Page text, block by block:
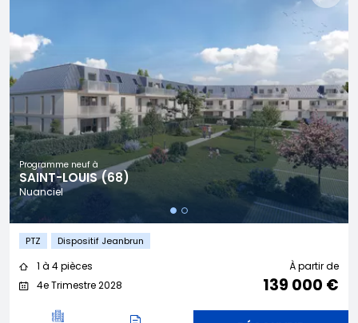
Programme neuf à
SAINT-LOUIS (68)
Nuanciel
PTZ Dispositif Jeanbrun
1 à 4 pièces
4e Trimestre 2028
À partir de
139 000 €